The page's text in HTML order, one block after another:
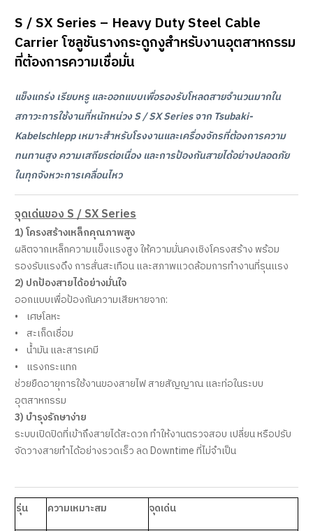
S / SX Series – Heavy Duty Steel Cable
Carrier โซลูชันรางกระดูกงูสำหรับงานอุตสาหกรรม
ที่ต้องการความเชื่อมั่น
แข็งแกร่ง เรียบหรู และออกแบบเพื่อรองรับโหลดสายจำนวนมากใน
สภาวะการใช้งานที่หนักหน่วง S / SX Series จาก Tsubaki-
Kabelschlepp เหมาะสำหรับโรงงานและเครื่องจักรที่ต้องการความ
ทนทานสูง ความเสถียรต่อเนื่อง และการป้องกันสายได้อย่างปลอดภัย
ในทุกจังหวะการเคลื่อนไหว
จุดเด่นของ S / SX Series
1) โครงสร้างเหล็กคุณภาพสูง
ผลิตจากเหล็กความแข็งแรงสูง ให้ความมั่นคงเชิงโครงสร้าง พร้อม
รองรับแรงดึง การสั่นสะเทือน และสภาพแวดล้อมการทำงานที่รุนแรง
2) ปกป้องสายได้อย่างมั่นใจ
ออกแบบเพื่อป้องกันความเสียหายจาก:
• เศษโลหะ
• สะเก็ดเชื่อม
• น้ำมัน และสารเคมี
• แรงกระแทก
ช่วยยืดอายุการใช้งานของสายไฟ สายสัญญาณ และท่อในระบบ
อุตสาหกรรม
3) บำรุงรักษาง่าย
ระบบเปิดปิดที่เข้าถึงสายได้สะดวก ทำให้งานตรวจสอบ เปลี่ยน หรือปรับ
จัดวางสายทำได้อย่างรวดเร็ว ลด Downtime ที่ไม่จำเป็น
รุ่น ความเหมาะสม
จุดเด่น